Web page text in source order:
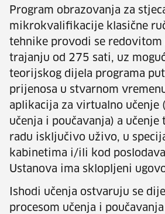
Program obrazovanja za
mikrokvalifikacije klasične
tehnike provodi se redovitom
trajanju od 275 sati, uz
teorijskog dijela programa
prijenosa u stvarnom
aplikacija za virtualno učenje
učenja i poučavanja) a učenje
radu isključivo uživo, u
kabinetima i/ili kod
Ustanova ima sklopljeni
Ishodi učenja ostvaruju se
procesom učenja i